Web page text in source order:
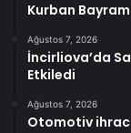
Kurban
Ağustos 7, 2026
İncirliova’da
Etkiledi
Ağustos 7, 2026
Otomotiv